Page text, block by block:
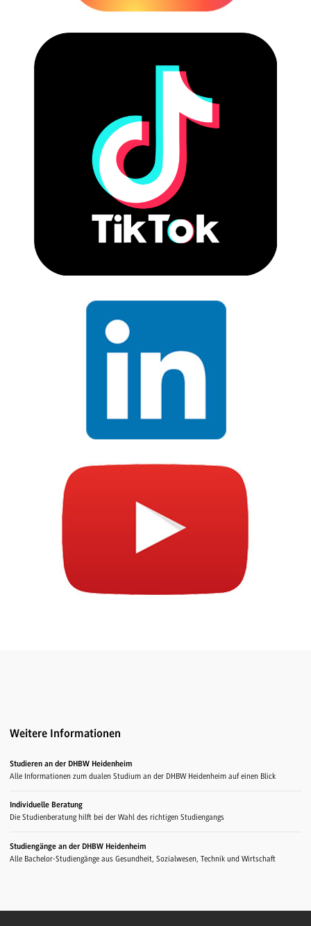
Weitere Informationen
Studieren an der DHBW Heidenheim
Alle Informationen zum dualen Studium an der DHBW Heidenheim auf einen Blick
Individuelle Beratung
Die Studienberatung hilft bei der Wahl des richtigen Studiengangs
Studiengänge an der DHBW Heidenheim
Alle Bachelor-Studiengänge aus Gesundheit, Sozialwesen, Technik und Wirtschaft